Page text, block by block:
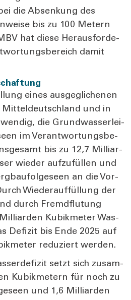
die Absen­kung des
bis zu 100 Metern
hat die­se Her­aus­for­de­
damit
eines aus­ge­gli­che­nen
Mit­tel­deutsch­land und in
die Grund­was­ser­lei­
im Ver­ant­wor­tungs­be­
bis zu 12,7 Mil­li­ar­
wie­der auf­zu­fül­len und
an die Vor­
Wie­der­auf­fül­lung der
durch Fremd­flu­tung
Kubik­me­ter Was­
Defi­zit bis Ende 2025 auf
redu­ziert wer­den.
setzt sich zusam­
Kubik­me­tern für noch zu
und 1,6 Mil­li­ar­den